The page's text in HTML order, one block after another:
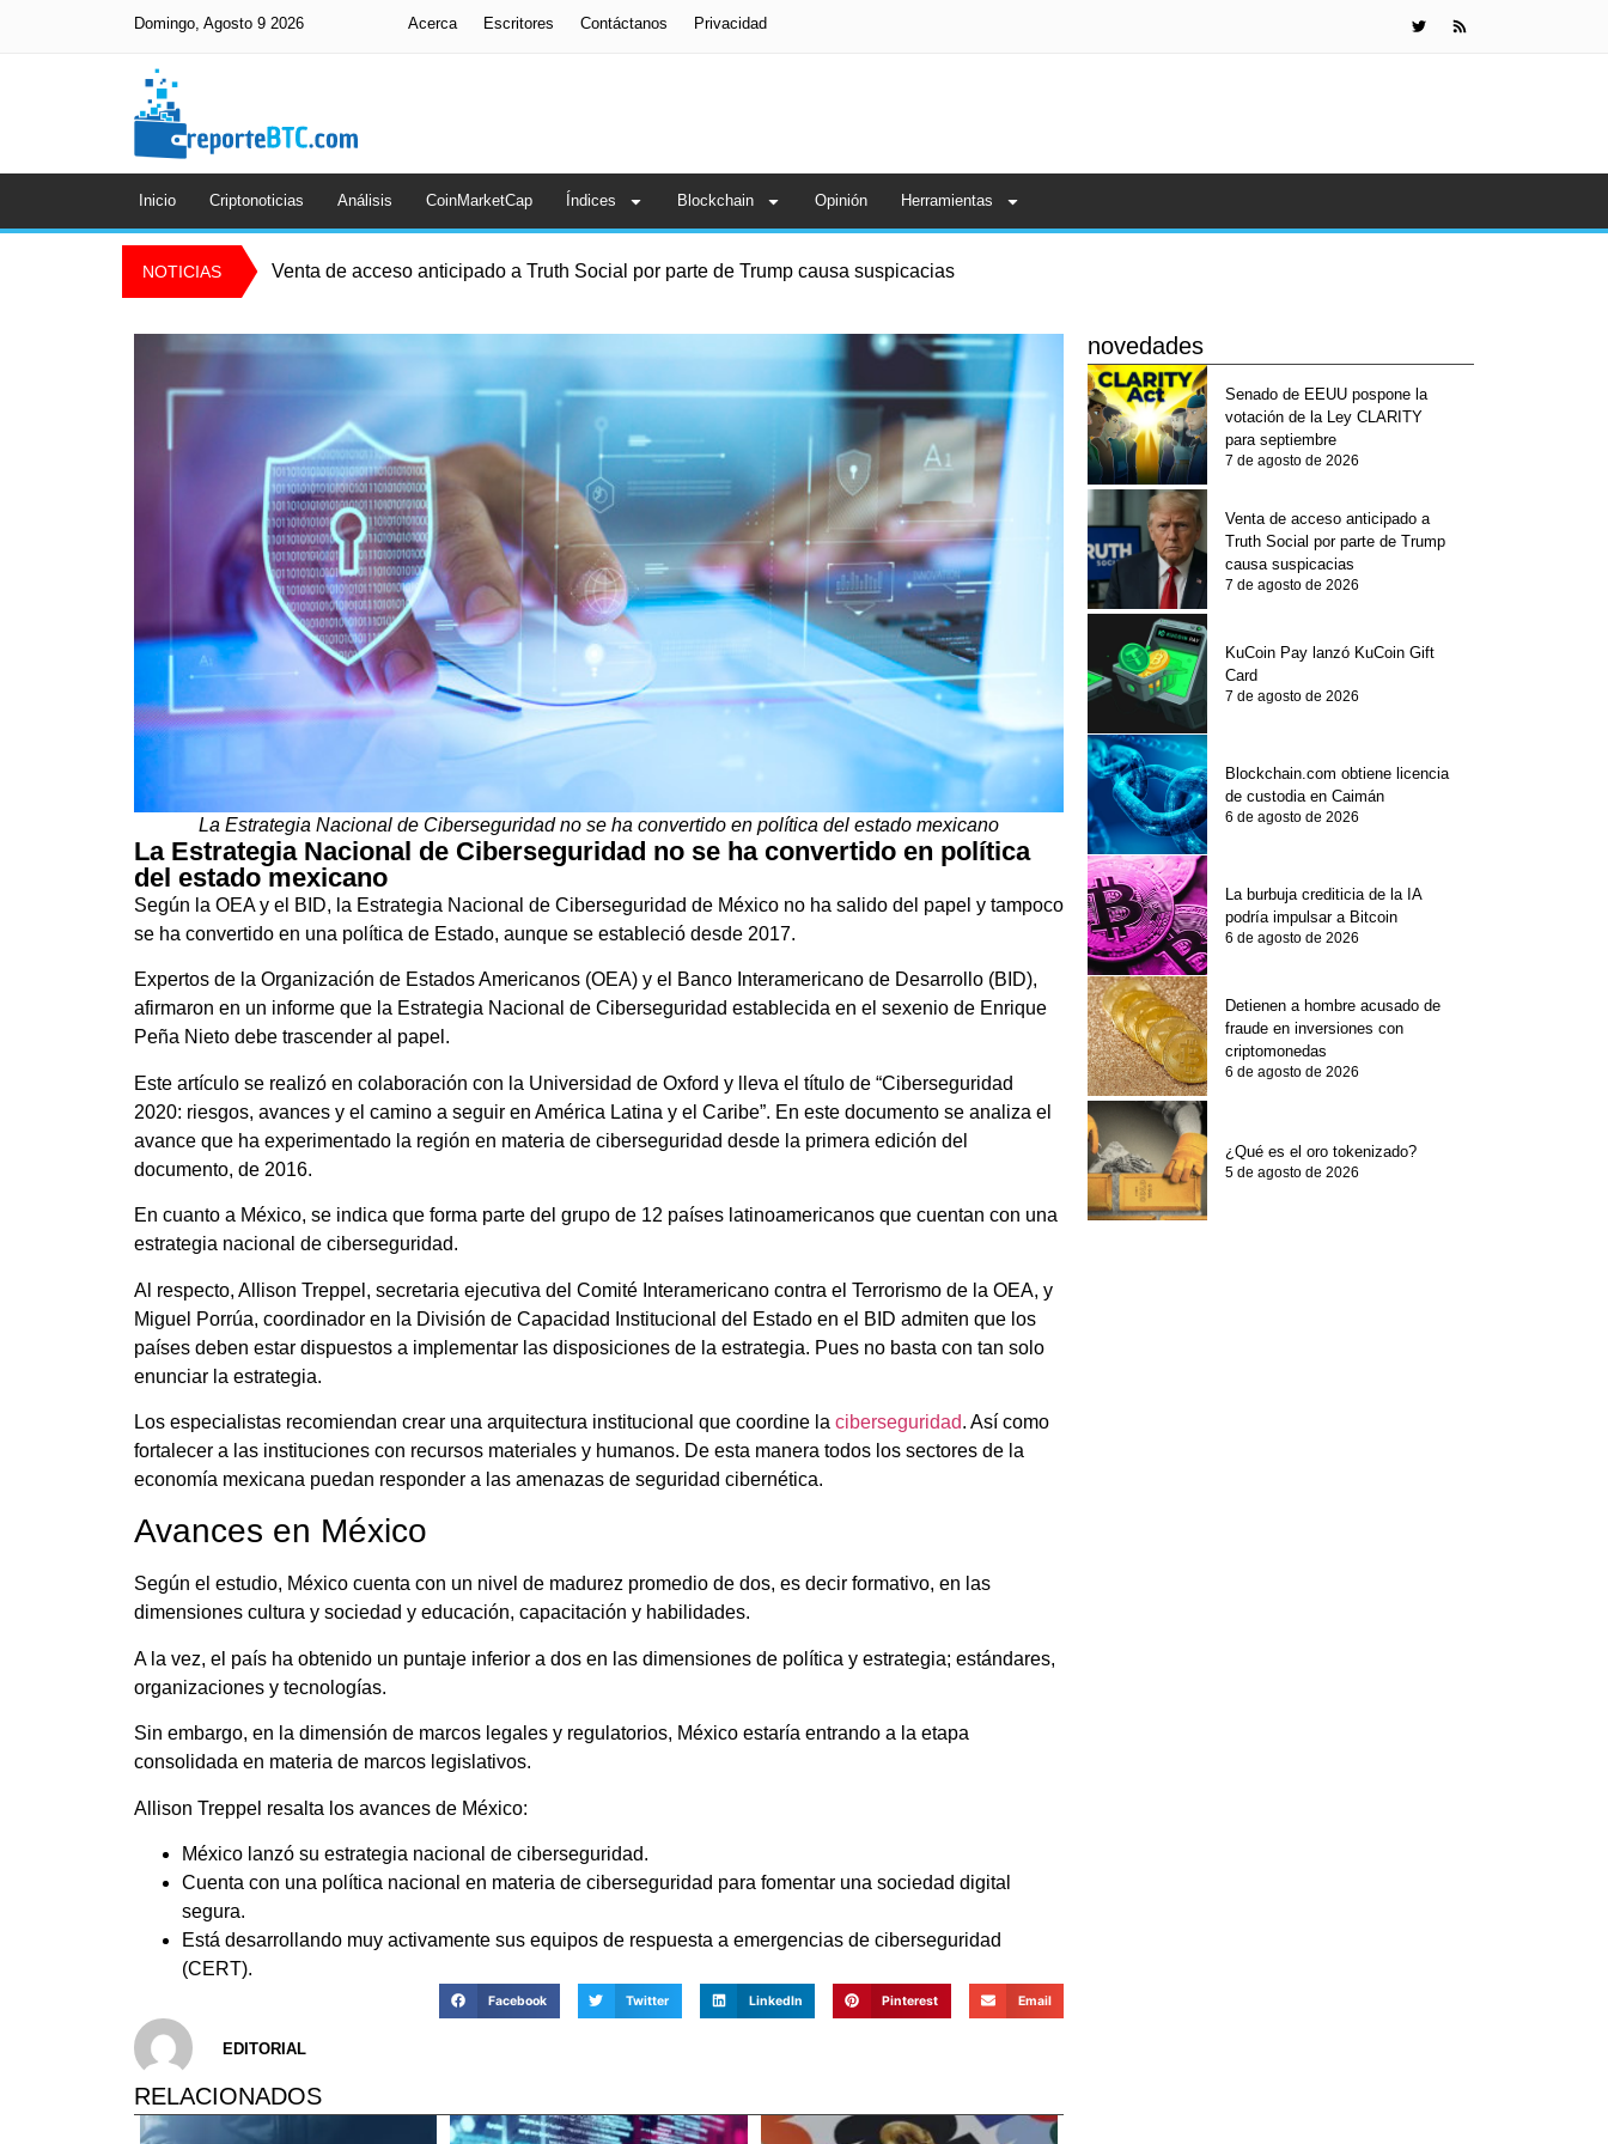
Domingo, Agosto 9 2026 Acerca Escritores Contáctanos Privacidad
Inicio Criptonoticias Análisis CoinMarketCap Índices Blockchain Opinión Herramientas
NOTICIAS Venta de acceso anticipado a Truth Social por parte de Trump causa suspicacias
La Estrategia Nacional de Ciberseguridad no se ha convertido en política del estado mexicano
La Estrategia Nacional de Ciberseguridad no se ha convertido en política
del estado mexicano
Según la OEA y el BID, la Estrategia Nacional de Ciberseguridad de México no ha salido del papel y tampoco
se ha convertido en una política de Estado, aunque se estableció desde 2017.
Expertos de la Organización de Estados Americanos (OEA) y el Banco Interamericano de Desarrollo (BID),
afirmaron en un informe que la Estrategia Nacional de Ciberseguridad establecida en el sexenio de Enrique
Peña Nieto debe trascender al papel.
Este artículo se realizó en colaboración con la Universidad de Oxford y lleva el título de “Ciberseguridad
2020: riesgos, avances y el camino a seguir en América Latina y el Caribe”. En este documento se analiza el
avance que ha experimentado la región en materia de ciberseguridad desde la primera edición del
documento, de 2016.
En cuanto a México, se indica que forma parte del grupo de 12 países latinoamericanos que cuentan con una
estrategia nacional de ciberseguridad.
Al respecto, Allison Treppel, secretaria ejecutiva del Comité Interamericano contra el Terrorismo de la OEA, y
Miguel Porrúa, coordinador en la División de Capacidad Institucional del Estado en el BID admiten que los
países deben estar dispuestos a implementar las disposiciones de la estrategia. Pues no basta con tan solo
enunciar la estrategia.
Los especialistas recomiendan crear una arquitectura institucional que coordine la ciberseguridad. Así como
fortalecer a las instituciones con recursos materiales y humanos. De esta manera todos los sectores de la
economía mexicana puedan responder a las amenazas de seguridad cibernética.
Avances en México
Según el estudio, México cuenta con un nivel de madurez promedio de dos, es decir formativo, en las
dimensiones cultura y sociedad y educación, capacitación y habilidades.
A la vez, el país ha obtenido un puntaje inferior a dos en las dimensiones de política y estrategia; estándares,
organizaciones y tecnologías.
Sin embargo, en la dimensión de marcos legales y regulatorios, México estaría entrando a la etapa
consolidada en materia de marcos legislativos.
Allison Treppel resalta los avances de México:
México lanzó su estrategia nacional de ciberseguridad.
Cuenta con una política nacional en materia de ciberseguridad para fomentar una sociedad digital
segura.
Está desarrollando muy activamente sus equipos de respuesta a emergencias de ciberseguridad
(CERT).
Facebook Twitter LinkedIn Pinterest Email
EDITORIAL
RELACIONADOS
novedades
Senado de EEUU pospone la
votación de la Ley CLARITY
para septiembre
7 de agosto de 2026
Venta de acceso anticipado a
Truth Social por parte de Trump
causa suspicacias
7 de agosto de 2026
KuCoin Pay lanzó KuCoin Gift
Card
7 de agosto de 2026
Blockchain.com obtiene licencia
de custodia en Caimán
6 de agosto de 2026
La burbuja crediticia de la IA
podría impulsar a Bitcoin
6 de agosto de 2026
Detienen a hombre acusado de
fraude en inversiones con
criptomonedas
6 de agosto de 2026
¿Qué es el oro tokenizado?
5 de agosto de 2026